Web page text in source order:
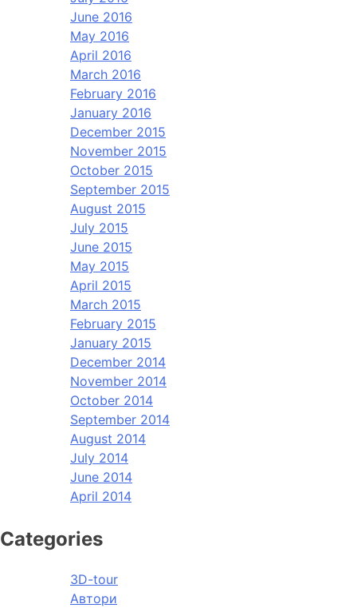
June 2016
May 2016
April 2016
March 2016
February 2016
January 2016
December 2015
November 2015
October 2015
September 2015
August 2015
July 2015
June 2015
May 2015
April 2015
March 2015
February 2015
January 2015
December 2014
November 2014
October 2014
September 2014
August 2014
July 2014
June 2014
April 2014
Categories
3D-tour
Автори